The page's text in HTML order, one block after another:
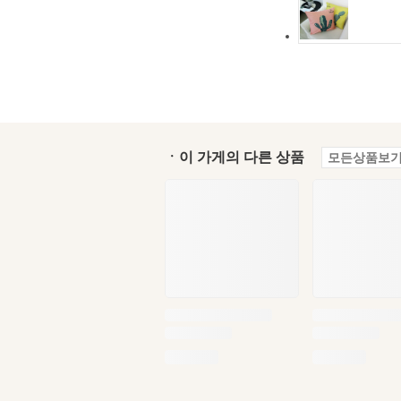
ㆍ이 가게의 다른 상품 모든상품보